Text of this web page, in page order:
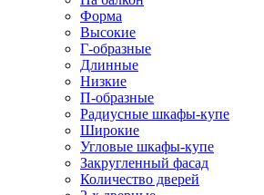
Форма
Высокие
Г-образные
Длинные
Низкие
П-образные
Радиусные шкафы-купе
Широкие
Угловые шкафы-купе
Закругленный фасад
Количество дверей